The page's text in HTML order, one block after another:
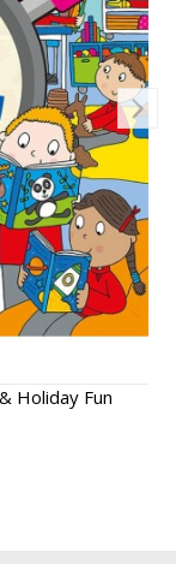
Holiday Fun